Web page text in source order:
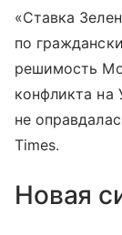
«Ставка
по
решимость
конфликта на
не
Times.
Новая